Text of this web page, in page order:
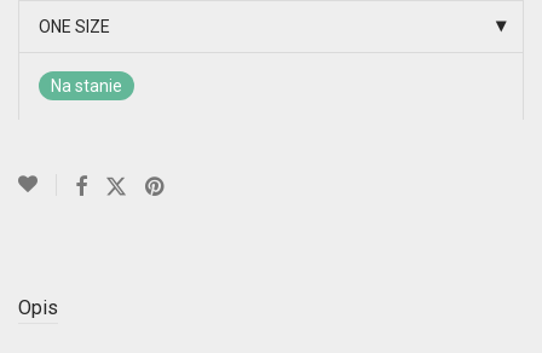
ONE SIZE
Na stanie
Opis